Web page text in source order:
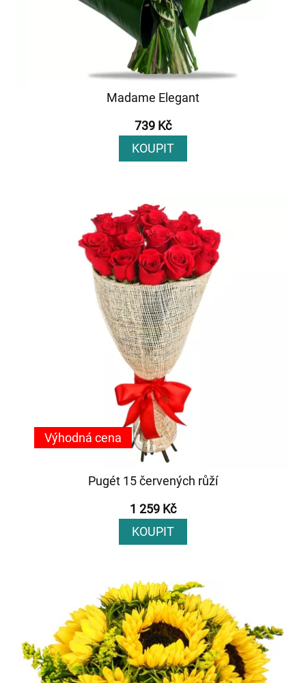
Madame Elegant
739 Kč
KOUPIT
Pugét 15 červených růží
1 259 Kč
KOUPIT
Výhodná cena